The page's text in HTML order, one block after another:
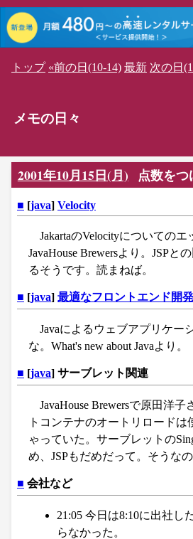
トップ «前の日(10-14) 最新 次の日
メモの日々
2001年10月15日(月) 点数をつ
■ [java] Velocity
JakartaのVelocityについてのエ
JavaHouse Brewersより。JSPと
るそうです。読まねば。
■ [java] 最適なフロントエンド開
Javaによるウェブアプリケー
な。What's new about Javaより。
■ [java] サーブレット関連
JavaHouse Brewersで原田洋
トコンテナのオートリロードは
ゃっていた。サーブレットの
め、JSPもだめだって。そうなの
■ 会社など
21:05 今日は8:10に出社し
らなかった。